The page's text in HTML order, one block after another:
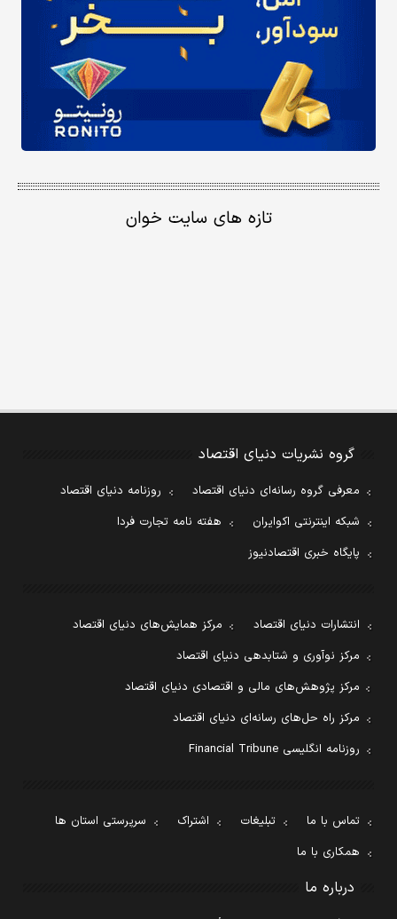
تازه های سایت خوان
گروه نشریات دنیای اقتصاد
معرفی گروه رسانه‌ای دنیای اقتصاد
روزنامه دنیای اقتصاد
شبکه اینترنتی اکوایران
هفته نامه تجارت فردا
پایگاه خبری اقتصادنیوز
انتشارات دنیای اقتصاد
مرکز همایش‌های دنیای اقتصاد
مرکز نوآوری و شتابدهی دنیای اقتصاد
مرکز پژوهش‌های مالی و اقتصادی دنیای اقتصاد
مرکز راه حل‌های رسانه‌ای دنیای اقتصاد
روزنامه انگلیسی Financial Tribune
تماس با ما تبلیغات اشتراک
سرپرستی استان ها
همکاری با ما
درباره ما